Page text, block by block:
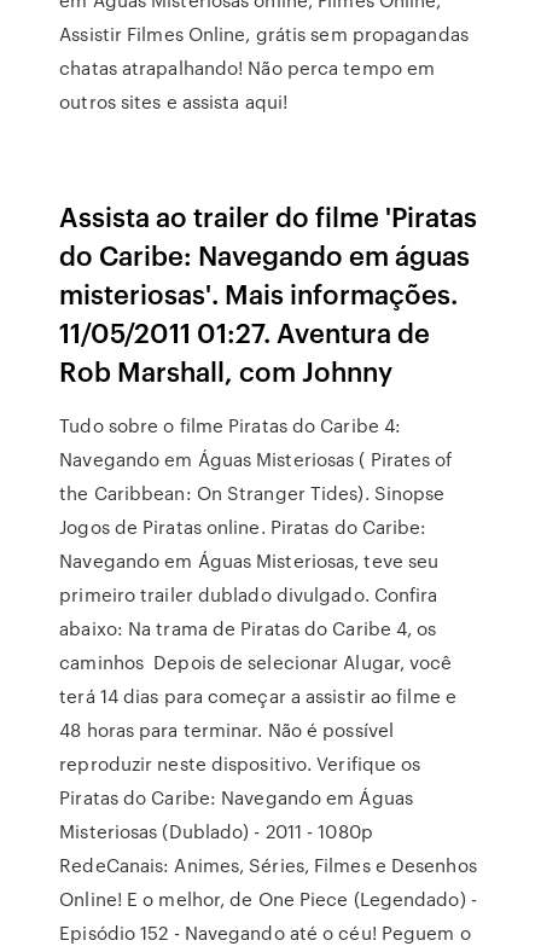
Assistir Filmes Online, grátis sem propagandas
chatas atrapalhando! Não perca tempo em
outros sites e assista aqui!
Assista ao trailer do filme 'Piratas
do Caribe: Navegando em águas
misteriosas'. Mais informações.
11/05/2011 01:27. Aventura de
Rob Marshall, com Johnny
Tudo sobre o filme Piratas do Caribe 4:
Navegando em Águas Misteriosas ( Pirates of
the Caribbean: On Stranger Tides). Sinopse
Jogos de Piratas online. Piratas do Caribe:
Navegando em Águas Misteriosas, teve seu
primeiro trailer dublado divulgado. Confira
abaixo: Na trama de Piratas do Caribe 4, os
caminhos Depois de selecionar Alugar, você
terá 14 dias para começar a assistir ao filme e
48 horas para terminar. Não é possível
reproduzir neste dispositivo. Verifique os
Piratas do Caribe: Navegando em Águas
Misteriosas (Dublado) - 2011 - 1080p
RedeCanais: Animes, Séries, Filmes e Desenhos
Online! E o melhor, de One Piece (Legendado) -
Episódio 152 - Navegando até o céu! Peguem o